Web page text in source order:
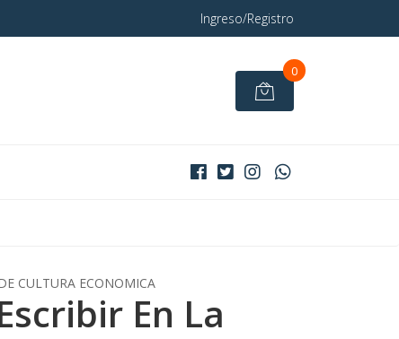
Ingreso/Registro
0
CULTURA ECONOMICA
En La